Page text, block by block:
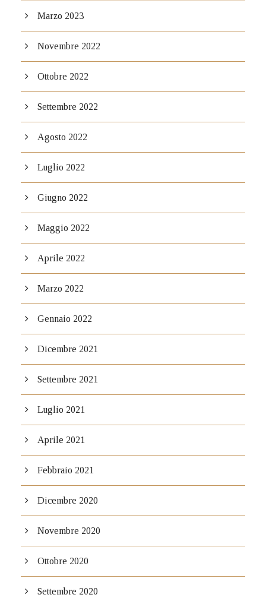
Marzo 2023
Novembre 2022
Ottobre 2022
Settembre 2022
Agosto 2022
Luglio 2022
Giugno 2022
Maggio 2022
Aprile 2022
Marzo 2022
Gennaio 2022
Dicembre 2021
Settembre 2021
Luglio 2021
Aprile 2021
Febbraio 2021
Dicembre 2020
Novembre 2020
Ottobre 2020
Settembre 2020